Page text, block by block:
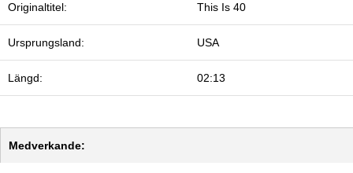
Originaltitel: This Is 40
Ursprungsland: USA
Längd: 02:13
Medverkande: